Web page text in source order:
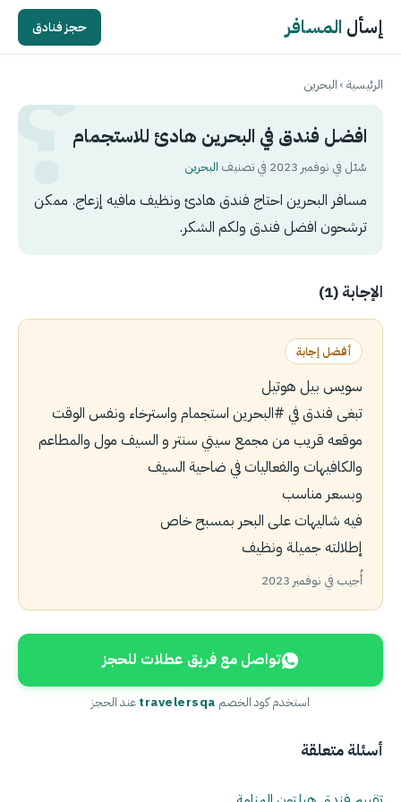
إسأل المسافر حجز فنادق
الرئيسية›البحرين
افضل فندق في البحرين هادئ للاستجمام
سُئل في نوفمبر 2023 في تصنيف البحرين
مسافر البحرين احتاج فندق هادئ ونظيف مافيه إزعاج. ممكن
ترشحون افضل فندق ولكم الشكر.
الإجابة (1)
أفضل إجابة
سويس بيل هوتيل
تبغى فندق في ‎#البحرين استجمام واسترخاء ونفس الوقت
موقعه قريب من مجمع سيتي سنتر و السيف مول والمطاعم
والكافيهات والفعاليات في ضاحية السيف
وبسعر مناسب
فيه شاليهات على البحر بمسبح خاص
إطلالته جميلة ونظيف
أُجيب في نوفمبر 2023
تواصل مع فريق عطلات للحجز
استخدم كود الخصم travelersqaعند الحجز
أسئلة متعلقة